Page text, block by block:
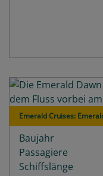
Emerald Cruises:
Baujahr
Passagiere
Schiffslänge